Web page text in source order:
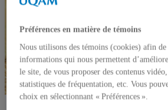
Préférences en matière de témoins
Nous utilisons des témoins (cookies) afin
informations qui nous permettent
le site, de vous proposer des contenus
statistiques de fréquentation, etc. Vous
choix en sélectionnant « Préférences ».